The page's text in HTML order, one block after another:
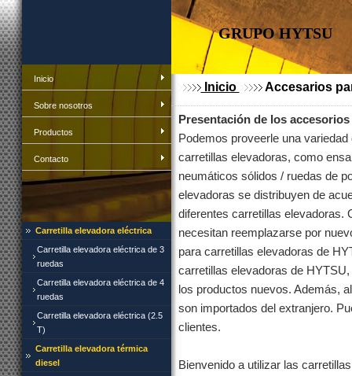
Inicio
Sobre nosotros
Productos
Contacto
Carretilla elevadora eléctrica
Carretilla elevadora eléctrica de 3
ruedas
Carretilla elevadora eléctrica de 4
ruedas
Carretilla elevadora eléctrica (2.5
T)
Carretilla elevadora térmica
diesel
GRUPO HYTSU
Inicio Accesarios
Presentación de los
Podemos proveerle una
carretillas elevadoras, como
neumáticos sólidos / ruedas de
elevadoras se distribuyen de
diferentes carretillas elevadoras.
necesitan reemplazarse por
para carretillas elevadoras de
carretillas elevadoras de
los productos nuevos. Además,
son importados del extranjero.
clientes.
Bienvenido a utilizar las